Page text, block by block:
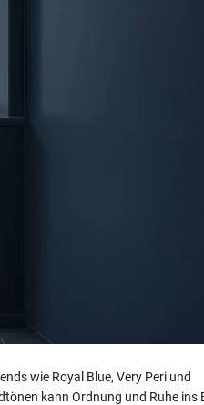
wie Royal Blue, Very Peri und
kann Ordnung und Ruhe ins